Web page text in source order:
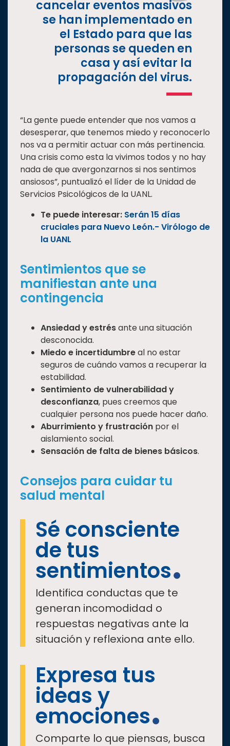
cancelar eventos masivos
se han implementado en
el Estado para que las
personas se queden en
casa y así evitar la
propagación del virus.
“La gente puede entender que nos vamos a
desesperar, que tenemos miedo y reconocerlo
nos va a permitir actuar con más pertinencia.
Una crisis como esta la vivimos todos y no hay
nada de que avergonzarnos si nos sentimos
ansiosos”, puntualizó el líder de la Unidad de
Servicios Psicológicos de la UANL.
Te puede interesar: Serán 15 días
cruciales para Nuevo León.- Virólogo de
la UANL
Sentimientos que se
manifiestan ante una
contingencia
Ansiedad y estrésante una situación
desconocida.
Miedo e incertidumbreal no estar
seguros de cuándo vamos a recuperar la
estabilidad.
Sentimiento de vulnerabilidady
desconfianza, pues creemos que
cualquier persona nos puede hacer daño.
Aburrimiento y frustración por el
aislamiento social.
Sensación de falta de bienes básicos.
Consejos para cuidar tu
salud mental
Sé consciente
de tus
sentimientos
Identifica conductas que te
generan incomodidad o
respuestas negativas ante la
situación y reflexiona ante ello.
Expresa tus
ideas y
emociones
Comparte lo que piensas, busca